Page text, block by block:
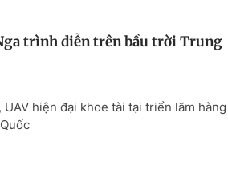
trình diễn trên bầu trời Trung
UAV hiện đại khoe tài tại triển lãm hàng